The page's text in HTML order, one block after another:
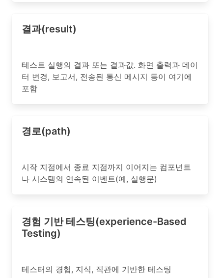
결과(result)
테스트 실행의 결과 또는 결과값. 화면 출력과 데이
터 변경, 보고서, 전송된 통신 메시지 등이 여기에
포함
경로(path)
시작 지점에서 종료 지점까지 이어지는 컴포넌트
나 시스템의 연속된 이벤트(예, 실행문)
경험 기반 테스팅(experience-Based
Testing)
테스터의 경험, 지식, 직관에 기반한 테스팅